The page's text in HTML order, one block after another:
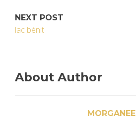
NEXT POST
lac bénit
About Author
MORGANEE